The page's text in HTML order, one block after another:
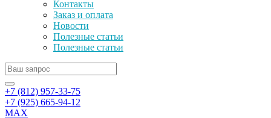
Контакты
Заказ и оплата
Новости
Полезные статьи
Полезные статьи
+7 (812) 957-33-75
+7 (925) 665-94-12
MAX